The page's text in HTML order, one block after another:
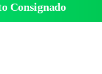
pelo site. FACEBOOK® é
GOOGLE® é uma
Consignado